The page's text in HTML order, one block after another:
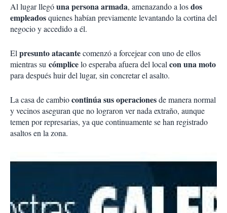
Al lugar llegóuna persona armada, amenazando a losdos
empleadosquienes habían previamente levantando la cortina del
negocio y accedido a él.
Elpresunto atacantecomenzó a forcejear con uno de ellos
mientras su cómplicelo esperaba afuera del localcon una moto
para después huir del lugar, sin concretar el asalto.
La casa de cambiocontinúa sus operacionesde manera normal
y vecinos aseguran que no lograron ver nada extraño, aunque
temen por represarias, ya que continuamente se han registrado
asaltos en la zona.